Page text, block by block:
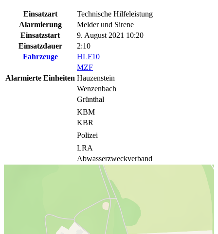
Einsatzart
Technische Hilfeleistung
Alarmierung
Melder und Sirene
Einsatzstart
9. August 2021 10:20
Einsatzdauer
2:10
Fahrzeuge
HLF10
MZF
Alarmierte Einheiten Hauzenstein
Wenzenbach
Grünthal
KBM
KBR
Polizei
LRA
Abwasserzweckverband